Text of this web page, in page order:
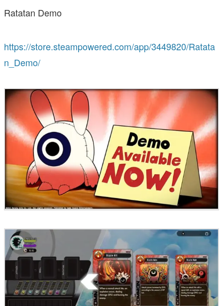
Ratatan Demo
https://store.steampowered.com/app/3449820/Ratata
n_Demo/